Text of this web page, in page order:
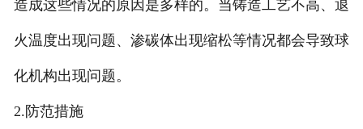
造成这些情况的原因是多样的。当铸造工艺不高、退
火温度出现问题、渗碳体出现缩松等情况都会导致球
化机构出现问题。
2.防范措施